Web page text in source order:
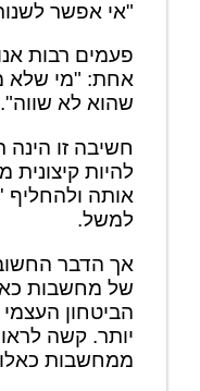
"אי אפשר
פעמים רבות
אחת: "מי שלא
שהוא לא שווה".
חשיבה זו הינה
להיות קיצונית
אותה ולהחליף
למשל.
אך הדבר
של מחשבות
הביטחון
יותר. קשה
ממחשבות